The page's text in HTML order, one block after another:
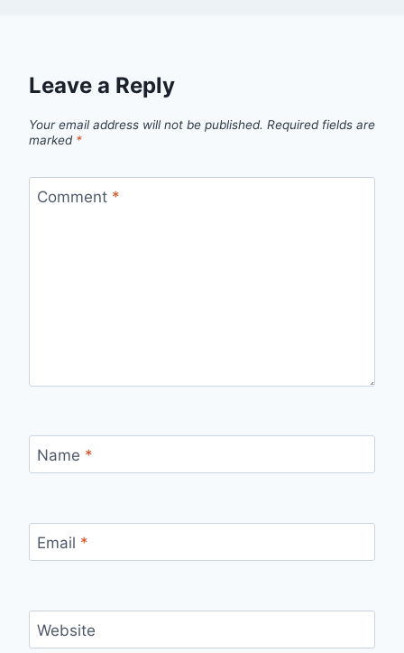
Leave a Reply
Your email address will not be published. Required fields are
marked *
Comment *
Name *
Email *
Website